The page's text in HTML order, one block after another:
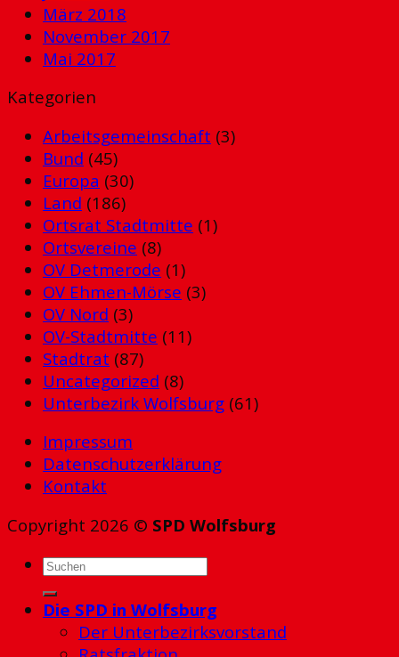
März 2018
November 2017
Mai 2017
Kategorien
Arbeitsgemeinschaft (3)
Bund (45)
Europa (30)
Land (186)
Ortsrat Stadtmitte (1)
Ortsvereine (8)
OV Detmerode (1)
OV Ehmen-Mörse (3)
OV Nord (3)
OV-Stadtmitte (11)
Stadtrat (87)
Uncategorized (8)
Unterbezirk Wolfsburg (61)
Impressum
Datenschutzerklärung
Kontakt
Copyright 2026 © SPD Wolfsburg
Die SPD in Wolfsburg
Der Unterbezirksvorstand